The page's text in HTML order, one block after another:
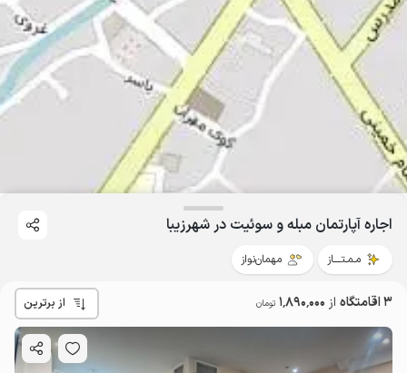
اجاره آپارتمان مبله و سوئیت در شهرزیبا
مـمـتــــاز مهمان‌نواز
3 اقامتگاه از 1٬890٬000 تومان از برترین